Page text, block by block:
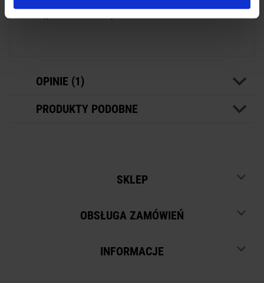
OPINIE (1)
PRODUKTY PODOBNE
SKLEP
OBSŁUGA ZAMÓWIEŃ
INFORMACJE